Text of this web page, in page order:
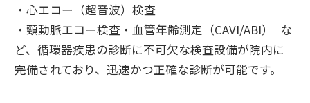
・心エコー（超音波）検査
・頸動脈エコー検査・血管年齢測定（CAVI/ABI） な
ど、循環器疾患の診断に不可欠な検査設備が院内に
完備されており、迅速かつ正確な診断が可能です。